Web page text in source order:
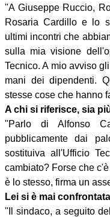
"A Giuseppe Ruccio,
Rosaria Cardillo e lo
ultimi incontri che
sulla mia visione
Tecnico. A mio avviso
mani dei dipendenti.
stesse cose che hanno
A chi si riferisce, sia
"Parlo di Alfonso
pubblicamente dai
sostituiva all'Ufficio
cambiato? Forse che
è lo stesso, firma un
Lei si è mai
"Il sindaco, a seguito